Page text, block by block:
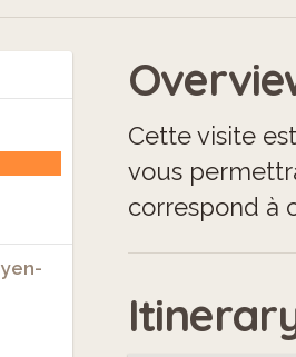
Cette visite
vous
correspond à